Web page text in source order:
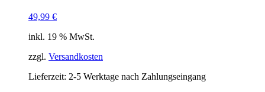
49,99 €
inkl. 19 % MwSt.
zzgl. Versandkosten
Lieferzeit: 2-5 Werktage nach Zahlungseingang